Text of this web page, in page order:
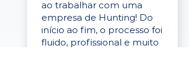
ao trabalhar com uma
empresa de Hunting! Do
início ao fim, o processo foi
fluido, profissional e muito